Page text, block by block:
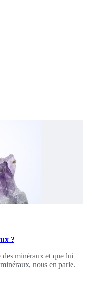
?
des minéraux et que lui
nous en parle.